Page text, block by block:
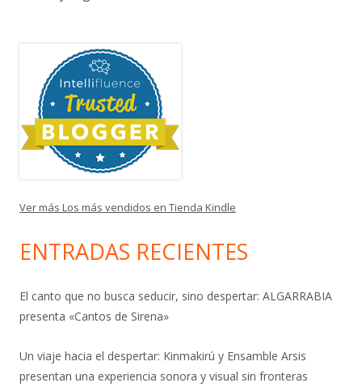
Ver más Los más vendidos en Tienda Kindle
ENTRADAS RECIENTES
El canto que no busca seducir, sino despertar: ALGARRABIA
presenta «Cantos de Sirena»
Un viaje hacia el despertar: Kinmakirú y Ensamble Arsis
presentan una experiencia sonora y visual sin fronteras